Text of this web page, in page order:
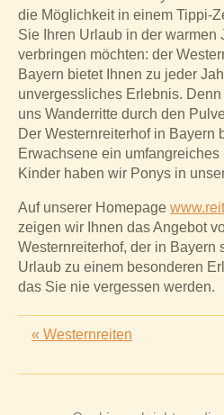
die Möglichkeit in einem Tippi-
Sie Ihren Urlaub in der warmen
verbringen möchten: der
Bayern bietet Ihnen zu jeder
unvergessliches Erlebnis.
uns Wanderritte durch den
Der Westernreiterhof in Bayern
Erwachsene ein umfangreiches
Kinder haben wir Ponys in
Auf unserer Homepage
zeigen wir Ihnen das Angebot
Westernreiterhof, der in Bayern
Urlaub zu einem besonderen
das Sie nie vergessen werden.
« Westernreiten